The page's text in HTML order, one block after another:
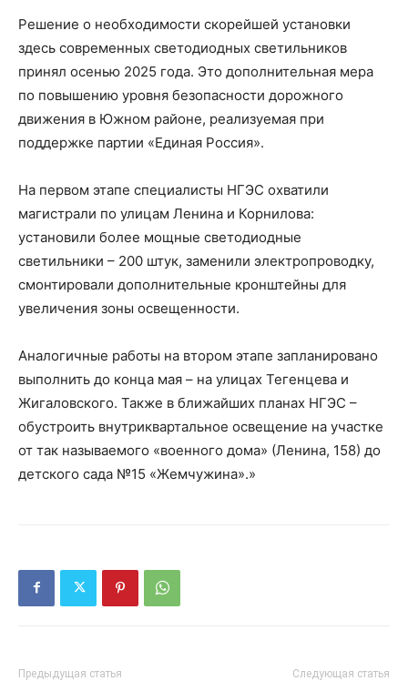
Решение о необходимости скорейшей установки
здесь современных светодиодных светильников
принял осенью 2025 года. Это дополнительная мера
по повышению уровня безопасности дорожного
движения в Южном районе, реализуемая при
поддержке партии «Единая Россия».
На первом этапе специалисты НГЭС охватили
магистрали по улицам Ленина и Корнилова:
установили более мощные светодиодные
светильники – 200 штук, заменили электропроводку,
смонтировали дополнительные кронштейны для
увеличения зоны освещенности.
Аналогичные работы на втором этапе запланировано
выполнить до конца мая – на улицах Тегенцева и
Жигаловского. Также в ближайших планах НГЭС –
обустроить внутриквартальное освещение на участке
от так называемого «военного дома» (Ленина, 158) до
детского сада №15 «Жемчужина».»
Предыдущая статья Следующая статья